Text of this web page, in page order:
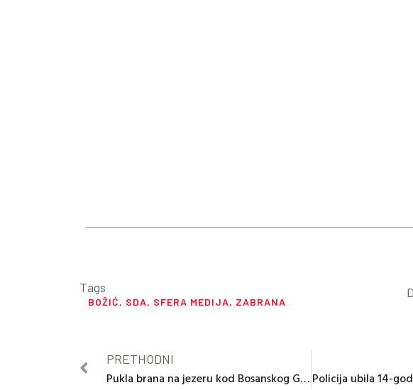
Tags
BOŽIĆ, SDA, SFERA MEDIJA, ZABRANA
PRETHODNI
Pukla brana na jezeru kod Bosanskog Grahova